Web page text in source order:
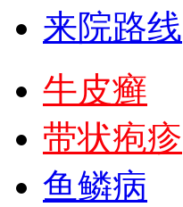
来院路线
牛皮癣
带状疱疹
鱼鳞病